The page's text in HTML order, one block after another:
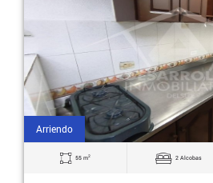
Arriendo
55 m2 2 Alcobas